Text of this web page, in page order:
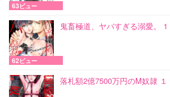
63ビュー
鬼畜極道、ヤバすぎる溺愛。 1
62ビュー
落札額2億7500万円のM奴隷 １